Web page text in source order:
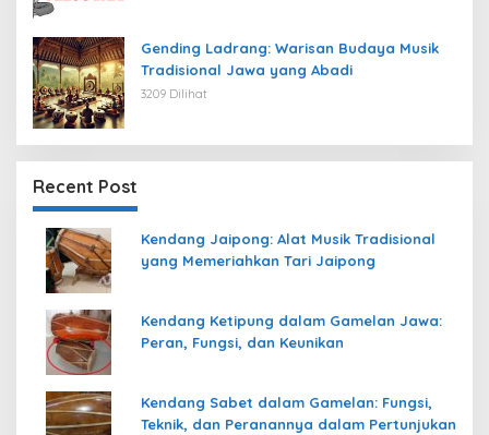
Gending Ladrang: Warisan Budaya Musik
Tradisional Jawa yang Abadi
3209 Dilihat
Recent Post
Kendang Jaipong: Alat Musik Tradisional
yang Memeriahkan Tari Jaipong
Kendang Ketipung dalam Gamelan Jawa:
Peran, Fungsi, dan Keunikan
Kendang Sabet dalam Gamelan: Fungsi,
Teknik, dan Peranannya dalam Pertunjukan